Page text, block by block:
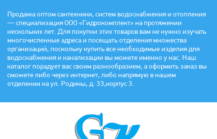
Продажа оптом сантехники, систем водоснабжения и отопления
— специализация ООО «Гидрокомплект» на протяжении
нескольких лет. Для покупки этих товаров вам не нужно изучать
многочисленные адреса и посещать отделения множества
организаций, поскольку купить все необходимые изделия для
водоснабжения и канализации вы можете именно у нас. Наш
каталог порадует вас своим разнообразием, а оформить заказ вы
сможете либо через интернет, либо напрямую в нашем
отделении на ул. Родины, д. 33,корпус 3.